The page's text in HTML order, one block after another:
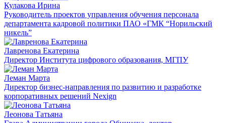
Кулакова Ирина
Руководитель проектов управления обучения персонала
департамента кадровой политики ПАО «ГМК “Норильский
никель”
Лавренова Екатерина
Директор Института цифрового образования, МГПУ
Леман Марта
Директор бизнес-направления по развитию и разработке
корпоративных решений Nexign
Леонова Татьяна